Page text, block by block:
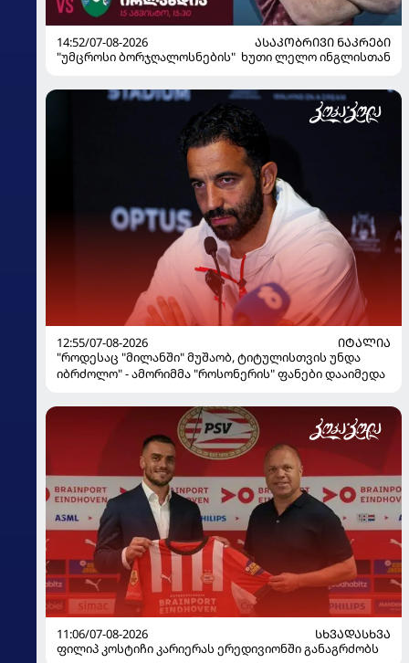
14:52/07-08-2026
ᲐᲡᲐᲙᲝᲑᲠᲘᲕᲘ ᲜᲐᲙᲠᲔᲑᲘ
"უმცროსი ბორჯღალოსნების" ხუთი ლელო ინგლისთან
12:55/07-08-2026
ᲘᲢᲐᲚᲘᲐ
"როდესაც "მილანში" მუშაობ, ტიტულისთვის უნდა
იბრძოლო" - ამორიმმა "როსონერის" ფანები დააიმედა
11:06/07-08-2026
ᲡᲮᲕᲐᲓᲐᲡᲮᲕᲐ
ფილიპ კოსტიჩი კარიერას ერედივიონში განაგრძობს